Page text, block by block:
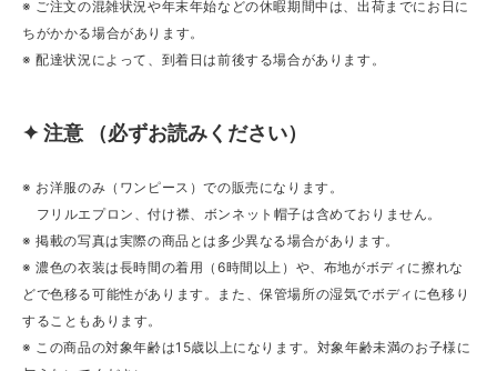
※ ご注文の混雑状況や年末年始などの休暇期間中は、出荷までにお日に
ちがかかる場合があります。
※ 配達状況によって、到着日は前後する場合があります。
✦ 注意 （必ずお読みください）
※ お洋服のみ（ワンピース）での販売になります。
フリルエプロン、付け襟、ボンネット帽子は含めておりません。
※ 掲載の写真は実際の商品とは多少異なる場合があります。
※ 濃色の衣装は長時間の着用（6時間以上）や、布地がボディに擦れな
どで色移る可能性があります。また、保管場所の湿気でボディに色移り
することもあります。
※ この商品の対象年齢は15歳以上になります。対象年齢未満のお子様に